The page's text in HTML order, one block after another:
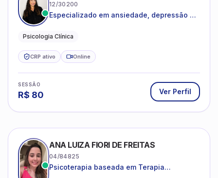
12/30200
Especializado em ansiedade, depressão e
Psicologia Clínica
CRP ativo Online
SESSÃO
R$ 80 Ver Perfil
ANA LUIZA FIORI DE FREITAS
04/84825
Psicoterapia baseada em Terapia